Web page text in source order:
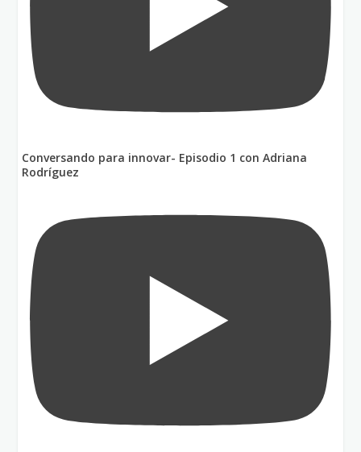
Conversando para innovar- Episodio 1 con Adriana
Rodríguez